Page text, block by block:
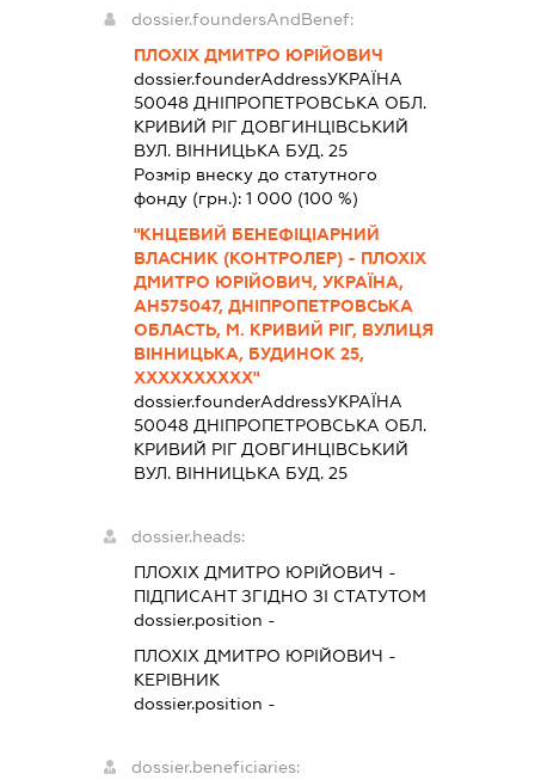
dossier.foundersAndBenef:
ПЛОХІХ ДМИТРО ЮРІЙОВИЧ
dossier.founderAddressУКРАЇНА
50048 ДНIПРОПЕТРОВСЬКА ОБЛ.
КРИВИЙ РІГ ДОВГИНЦІВСЬКИЙ
ВУЛ. ВІННИЦЬКА БУД. 25
Розмір внеску до статутного
фонду (грн.): 1 000 (100 %)
"КНЦЕВИЙ БЕНЕФІЦІАРНИЙ
ВЛАСНИК (КОНТРОЛЕР) - ПЛОХІХ
ДМИТРО ЮРІЙОВИЧ, УКРАЇНА,
АН575047, ДНІПРОПЕТРОВСЬКА
ОБЛАСТЬ, М. КРИВИЙ РІГ, ВУЛИЦЯ
ВІННИЦЬКА, БУДИНОК 25,
ХХХХХХХХХХ"
dossier.founderAddressУКРАЇНА
50048 ДНIПРОПЕТРОВСЬКА ОБЛ.
КРИВИЙ РІГ ДОВГИНЦІВСЬКИЙ
ВУЛ. ВІННИЦЬКА БУД. 25
dossier.heads:
ПЛОХІХ ДМИТРО ЮРІЙОВИЧ -
ПІДПИСАНТЗГІДНО ЗІ СТАТУТОМ
dossier.position -
ПЛОХІХ ДМИТРО ЮРІЙОВИЧ -
КЕРІВНИК
dossier.position -
dossier.beneficiaries: